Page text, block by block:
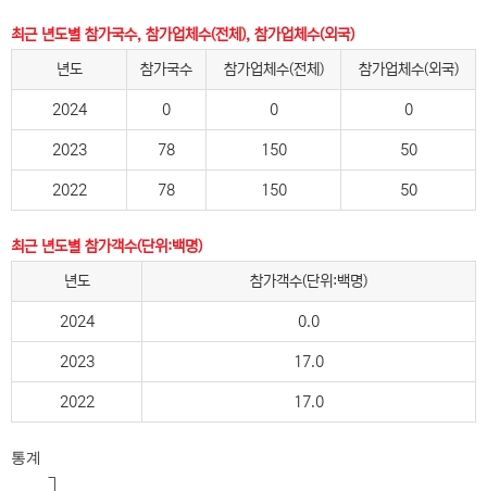
최근 년도별 참가국수, 참가업체수(전체), 참가업체수(외국)
년도
참가국수 참가업체수(전체) 참가업체수(외국)
2024 0 0 0
2023 78 150 50
2022 78 150 50
최근 년도별 참가객수(단위:백명)
년도
참가객수(단위:백명)
2024 0.0
2023 17.0
2022 17.0
통계